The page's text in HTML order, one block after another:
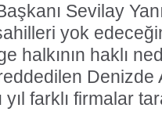
Sevilay
yok
halkının haklı
farklı firmalar